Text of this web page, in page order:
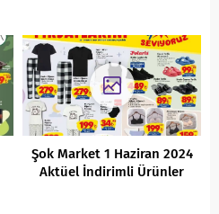
Şok Market 1 Haziran 2024
Aktüel İndirimli Ürünler